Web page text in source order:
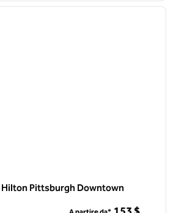
Hilton Pittsburgh Downtown